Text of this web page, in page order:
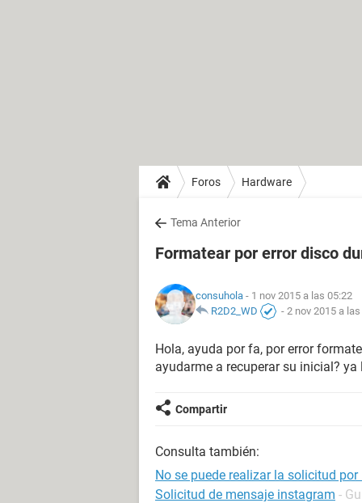
Foros Hardware
Tema Anterior
Formatear por error disco
consuhola - 1 nov 2015 a las 05:22
R2D2_WD
- 2 nov 2015 a
Hola, ayuda por fa, por error
ayudarme a recuperar su inicial?
Compartir
Consulta también:
No se puede realizar la solicitud
Solicitud de mensaje instagram -